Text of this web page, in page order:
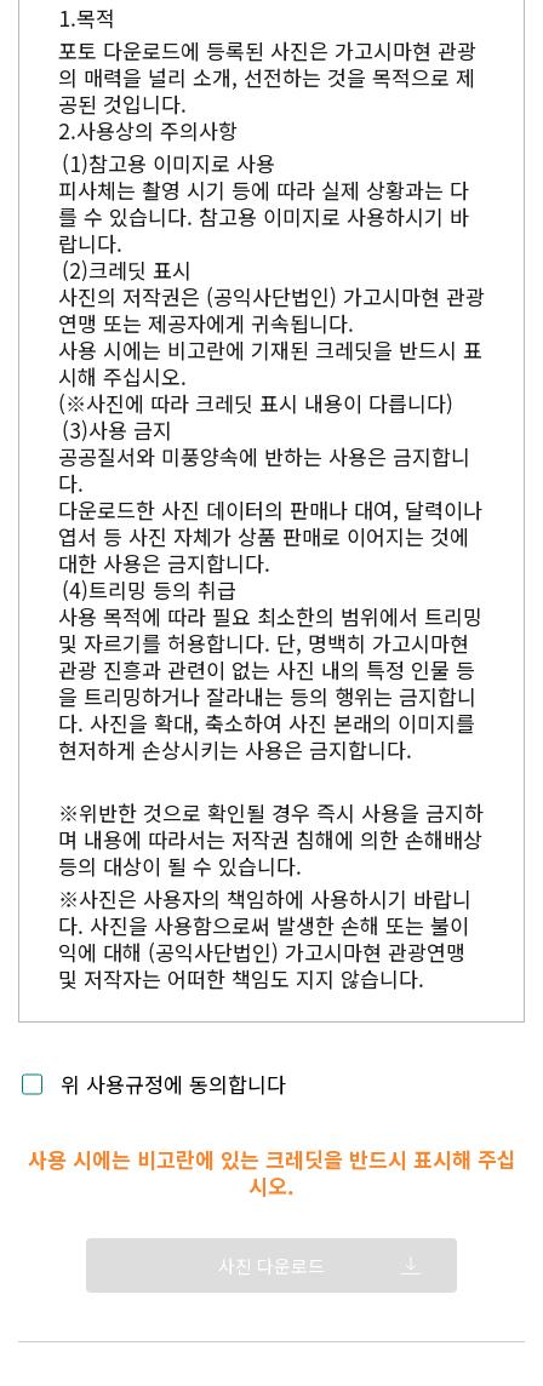
목적
포토 다운로드에 등록된 사진은 가고시마현 관광
의 매력을 널리 소개, 선전하는 것을 목적으로 제
공된 것입니다.
사용상의 주의사항
참고용 이미지로 사용
피사체는 촬영 시기 등에 따라 실제 상황과는 다
를 수 있습니다. 참고용 이미지로 사용하시기 바
랍니다.
크레딧 표시
사진의 저작권은 (공익사단법인) 가고시마현 관광
연맹 또는 제공자에게 귀속됩니다.
사용 시에는 비고란에 기재된 크레딧을 반드시 표
시해 주십시오.
(※사진에 따라 크레딧 표시 내용이 다릅니다)
사용 금지
공공질서와 미풍양속에 반하는 사용은 금지합니
다.
다운로드한 사진 데이터의 판매나 대여, 달력이나
엽서 등 사진 자체가 상품 판매로 이어지는 것에
대한 사용은 금지합니다.
트리밍 등의 취급
사용 목적에 따라 필요 최소한의 범위에서 트리밍
및 자르기를 허용합니다. 단, 명백히 가고시마현
관광 진흥과 관련이 없는 사진 내의 특정 인물 등
을 트리밍하거나 잘라내는 등의 행위는 금지합니
다. 사진을 확대, 축소하여 사진 본래의 이미지를
현저하게 손상시키는 사용은 금지합니다.
※위반한 것으로 확인될 경우 즉시 사용을 금지하
며 내용에 따라서는 저작권 침해에 의한 손해배상
등의 대상이 될 수 있습니다.
※사진은 사용자의 책임하에 사용하시기 바랍니
다. 사진을 사용함으로써 발생한 손해 또는 불이
익에 대해 (공익사단법인) 가고시마현 관광연맹
및 저작자는 어떠한 책임도 지지 않습니다.
위 사용규정에 동의합니다
사용 시에는 비고란에 있는 크레딧을 반드시 표시해 주십
시오.
사진 다운로드